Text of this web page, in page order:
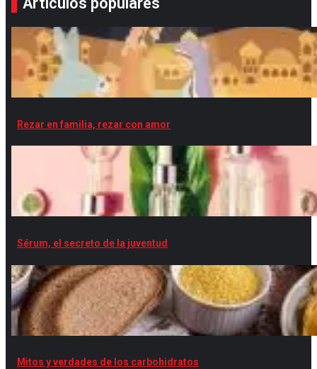
Rezar en familia, rezar con amor
Sérum, el secreto de la juventud
Mitos y verdades de los carbohidratos